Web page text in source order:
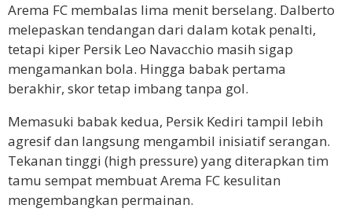
Arema FC membalas lima menit berselang. Dalberto
melepaskan tendangan dari dalam kotak penalti,
tetapi kiper Persik Leo Navacchio masih sigap
mengamankan bola. Hingga babak pertama
berakhir, skor tetap imbang tanpa gol.
Memasuki babak kedua, Persik Kediri tampil lebih
agresif dan langsung mengambil inisiatif serangan.
Tekanan tinggi (high pressure) yang diterapkan tim
tamu sempat membuat Arema FC kesulitan
mengembangkan permainan.